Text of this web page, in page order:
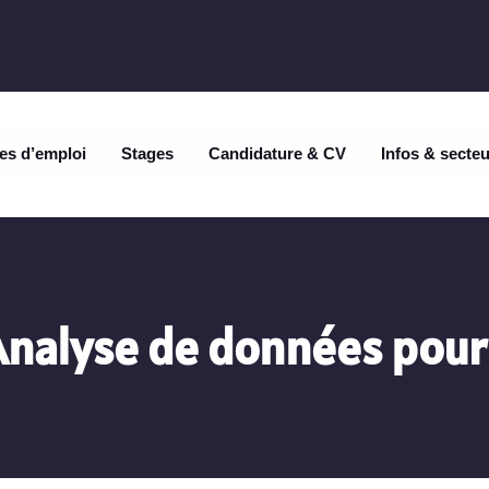
d’emploi Stages Candidature & CV Infos &
de données pour